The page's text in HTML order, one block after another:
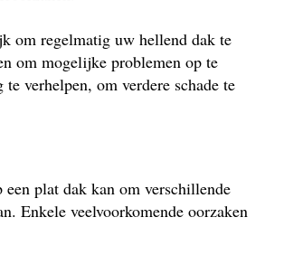
om regelmatig uw hellend dak te
om mogelijke problemen op te
verhelpen, om verdere schade te
een plat dak kan om verschillende
Enkele veelvoorkomende oorzaken